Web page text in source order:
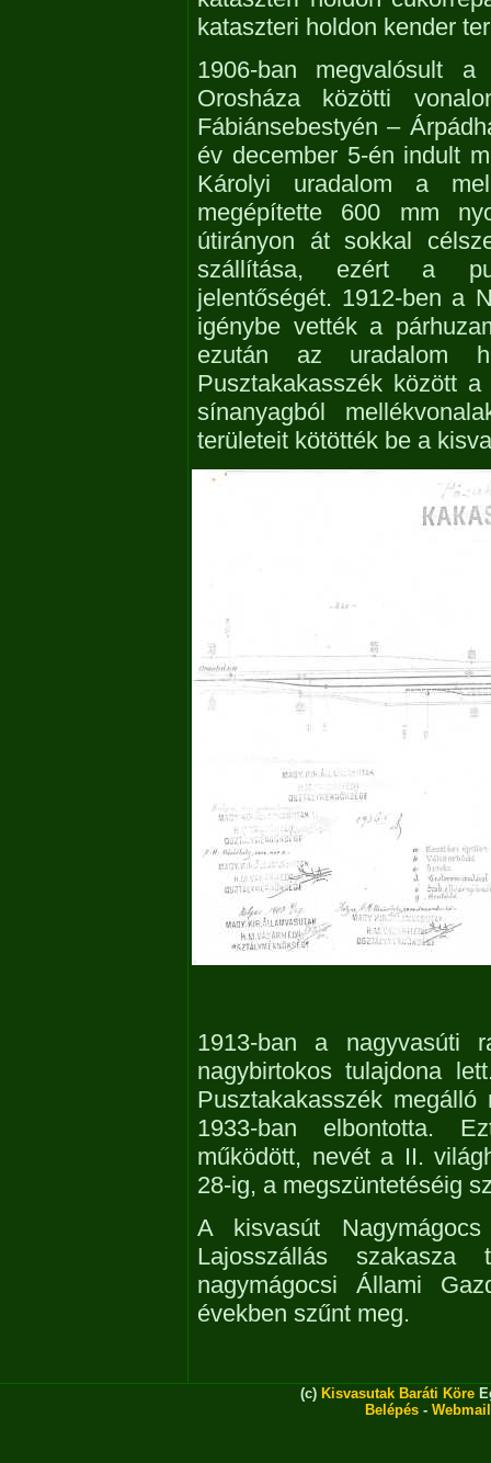
kataszteri holdon kender
1906-ban megvalósult
Orosháza közötti
Fábiánsebestyén –
év december 5-én indult
Károlyi uradalom a
megépítette 600 mm
útirányon át sokkal
szállítása, ezért a
jelentőségét. 1912-ben a
igénybe vették a
ezután az uradalom
Pusztakakasszék között
sínanyagból
területeit kötötték be a
1913-ban a nagyvasúti
nagybirtokos tulajdona
Pusztakakasszék
1933-ban elbontotta.
működött, nevét a II.
28-ig, a megszüntetéséig
A kisvasút
Lajosszállás
nagymágocsi Állami
években szűnt meg.
(c) Kisvasutak Baráti Köre
Belépés - Webmail